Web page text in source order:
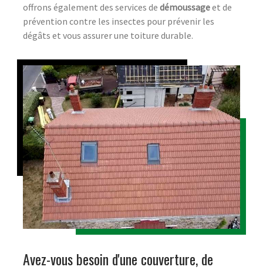
offrons également des services de démoussageet de
prévention contre les insectes pour prévenir les
dégâts et vous assurer une toiture durable.
Avez-vous besoin d'une couverture, de